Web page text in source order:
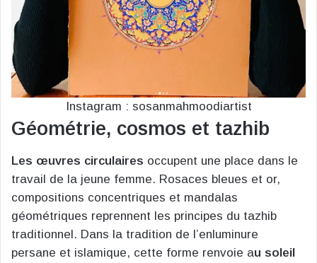
Instagram : sosanmahmoodiartist
Géométrie, cosmos et tazhib
Les œuvres circulaires occupent une place dans le
travail de la jeune femme. Rosaces bleues et or,
compositions concentriques et mandalas
géométriques reprennent les principes du tazhib
traditionnel. Dans la tradition de l’enluminure
persane et islamique, cette forme renvoie au soleil